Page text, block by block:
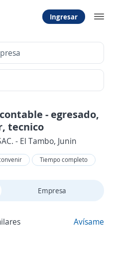
Ingresar
- egresado,
tecnico
- El Tambo, Junin
Tiempo completo
Empresa
Avísame